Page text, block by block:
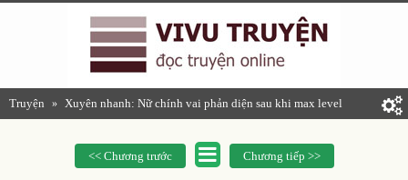
Truyện » Xuyên nhanh: Nữ chính vai phản diện sau khi max level
<< Chương trước Chương tiếp >>